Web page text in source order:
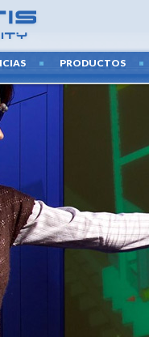
PRODUCTOS